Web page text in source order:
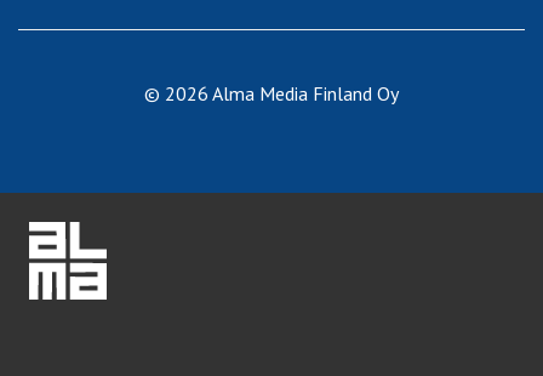
© 2026 Alma Media Finland Oy